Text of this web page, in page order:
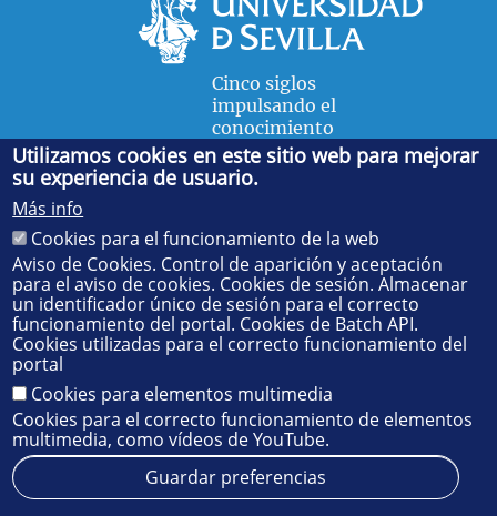
Cinco siglos
impulsando el
conocimiento
FACULTAD DE FÍSICA
Avda. de la Reina Mercedes, s/n. 41012 Sevilla. Tel.:
55 28 91. Administración:administradorfisica@us.es
Secretaría:jsecfisi@us.es- Decanato:ffisaog@us.es
Utilizamos cookies en este sitio web para mejorar
su experiencia de usuario.
Más info
Cookies para el funcionamiento de la web
Aviso de Cookies. Control de aparición y aceptación
para el aviso de cookies. Cookies de sesión. Almacenar
un identificador único de sesión para el correcto
funcionamiento del portal. Cookies de Batch API.
Cookies utilizadas para el correcto funcionamiento del
portal
Cookies para elementos multimedia
Cookies para el correcto funcionamiento de elementos
multimedia, como vídeos de YouTube.
Guardar preferencias